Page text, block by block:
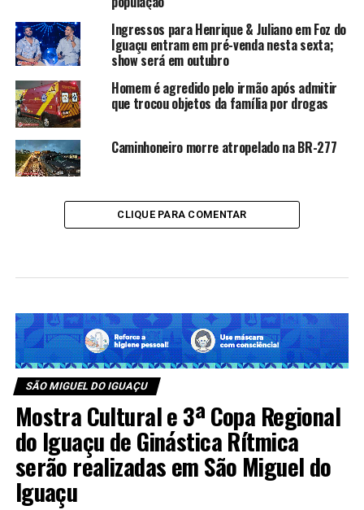
Ingressos para Henrique & Juliano em Foz do
Iguaçu entram em pré-venda nesta sexta;
show será em outubro
Homem é agredido pelo irmão após admitir
que trocou objetos da família por drogas
Caminhoneiro morre atropelado na BR-277
CLIQUE PARA COMENTAR
SÃO MIGUEL DO IGUAÇU
Mostra Cultural e 3ª Copa Regional
do Iguaçu de Ginástica Rítmica
serão realizadas em São Miguel do
Iguaçu